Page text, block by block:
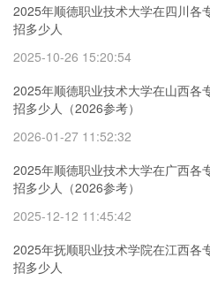
2025年顺德职业技术大学在四川各
招多少人
2025-10-26 15:20:54
2025年顺德职业技术大学在山西各
招多少人（2026参考）
2026-01-27 11:52:32
2025年顺德职业技术大学在广西各
招多少人（2026参考）
2025-12-12 11:45:42
2025年抚顺职业技术学院在江西各
招多少人